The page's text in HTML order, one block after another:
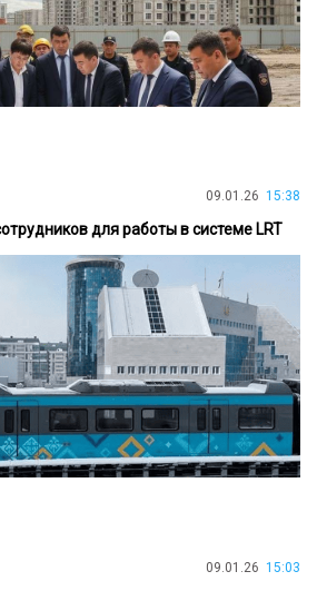
09.01.26 15:38
для работы в системе LRT
09.01.26 15:03